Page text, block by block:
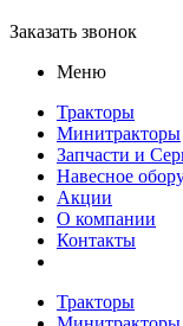
Заказать звонок
Меню
Тракторы
Минитракторы
Запчасти и
Навесное
Акции
О компании
Контакты
Тракторы